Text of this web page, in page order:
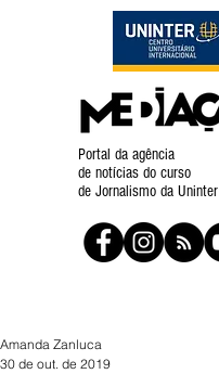
Portal da agência
de notícias do curso
de Jornalismo da Uninter
Amanda Zanluca
30 de out. de 2019